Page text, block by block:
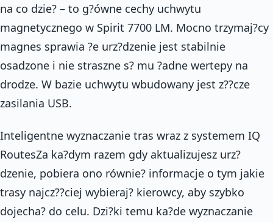
na co dzie? – to g?ówne cechy uchwytu
magnetycznego w Spirit 7700 LM. Mocno trzymaj?cy
magnes sprawia ?e urz?dzenie jest stabilnie
osadzone i nie straszne s? mu ?adne wertepy na
drodze. W bazie uchwytu wbudowany jest z??cze
zasilania USB.
Inteligentne wyznaczanie tras wraz z systemem IQ
RoutesZa ka?dym razem gdy aktualizujesz urz?
dzenie, pobiera ono równie? informacje o tym jakie
trasy najcz??ciej wybieraj? kierowcy, aby szybko
dojecha? do celu. Dzi?ki temu ka?de wyznaczanie